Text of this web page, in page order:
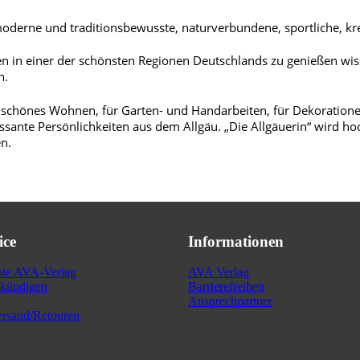
und traditionsbewusste, naturverbundene, sportliche,
in einer der schönsten Regionen Deutschlands zu genießen
Wohnen, für Garten- und Handarbeiten, für
Persönlichkeiten aus dem Allgäu. „Die Allgäuerin“ wird
AVA-Verlag
Retouren
Informationen
AVA Verlag
Barrierefreiheit
Ansprechpartner